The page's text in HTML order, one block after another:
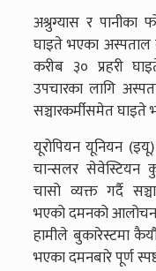
अश्रुग्यास र पानीका
घाइते भएका अस्पताल
करीब ३० प्रहरी
उपचारका लागि
सञ्चारकर्मीसमेत
यूरोपियन यूनियन (इयू)
चान्सलर सेवेस्टियन
चासो व्यक्त गर्दै
भएको दमनको
हामीले बुकारेस्टमा कैयौँ
भएका दमनबारे पूर्ण